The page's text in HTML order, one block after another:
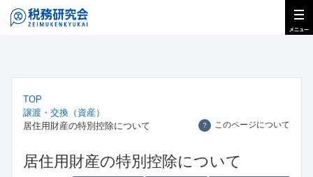
TOP
譲渡・交換（資産）
居住用財産の特別控除について
？ このページについて
居住用財産の特別控除について